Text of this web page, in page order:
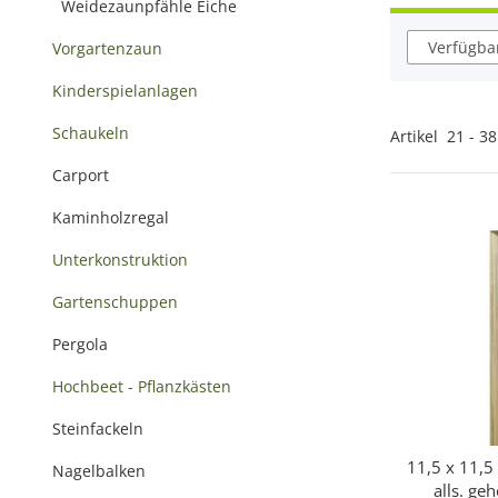
Artikel 21 - 38
11,5 x
alls.
Weidezaunpfähle Eiche
Vorgartenzaun
Kinderspielanlagen
Schaukeln
Carport
Kaminholzregal
Unterkonstruktion
Gartenschuppen
Pergola
Hochbeet - Pflanzkästen
Steinfackeln
Nagelbalken